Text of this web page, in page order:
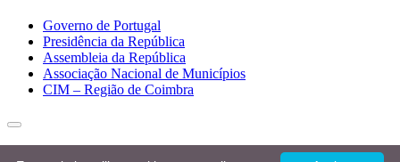
Governo de Portugal
Presidência da República
Assembleia da República
Associação Nacional de Municípios
CIM – Região de Coimbra